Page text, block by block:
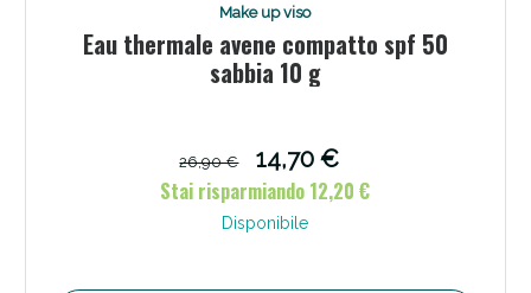
Make up viso
Eau thermale avene compatto spf 50
sabbia 10 g
26,90 €
14,70 €
Stai risparmiando 12,20 €
Disponibile